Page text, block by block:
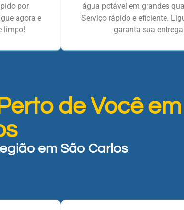
por
agora e
limpo!
água potável em grandes
Serviço rápido e eficiente.
garanta sua entrega!
de Você
em São Carlos